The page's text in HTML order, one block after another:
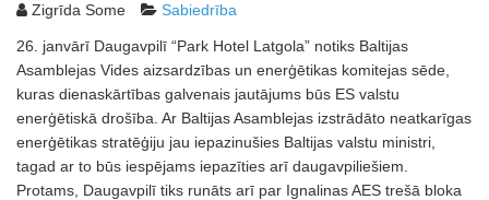
Zigrīda Some Sabiedrība
26. janvārī Daugavpilī “Park Hotel Latgola” notiks Baltijas
Asamblejas Vides aizsardzības un enerģētikas komitejas sēde,
kuras dienaskārtības galvenais jautājums būs ES valstu
enerģētiskā drošība. Ar Baltijas Asamblejas izstrādāto neatkarīgas
enerģētikas stratēģiju jau iepazinušies Baltijas valstu ministri,
tagad ar to būs iespējams iepazīties arī daugavpiliešiem.
Protams, Daugavpilī tiks runāts arī par Ignalinas AES trešā bloka